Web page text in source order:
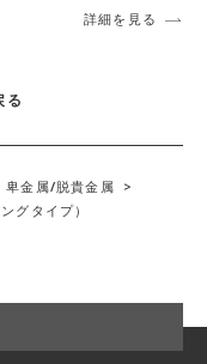
詳細を見る
る
卑金属/脱貴金属 >
グタイプ）